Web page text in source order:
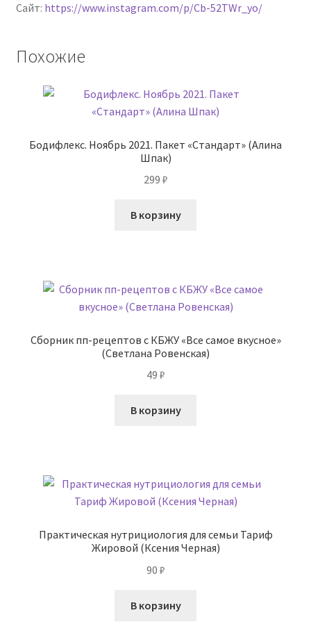
Сайт: https://www.instagram.com/p/Cb-52TWr_yo/
Похожие
Бодифлекс. Ноябрь 2021. Пакет «Стандарт» (Алина
Шпак)
299 ₽
В корзину
Сборник пп-рецептов с КБЖУ «Все самое вкусное»
(Светлана Ровенская)
49 ₽
В корзину
Практическая нутрициология для семьи Тариф
Жировой (Ксения Черная)
90 ₽
В корзину